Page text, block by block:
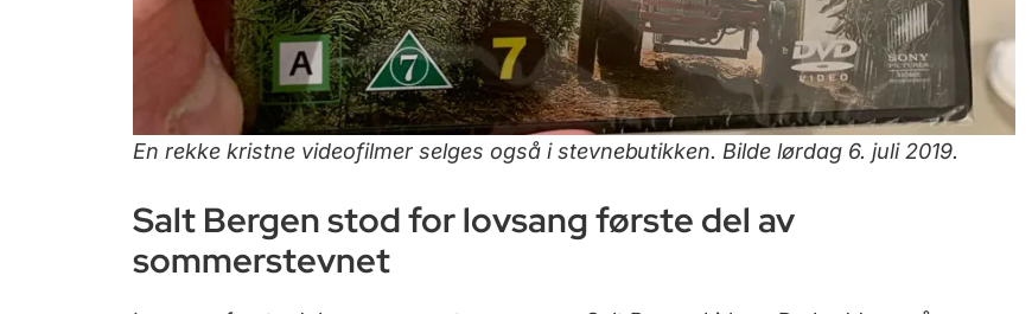
En rekke kristne videofilmer selges også i stevnebutikken. Bilde lørdag 6. juli 2019.
Salt Bergen stod for lovsang første del av
sommerstevnet